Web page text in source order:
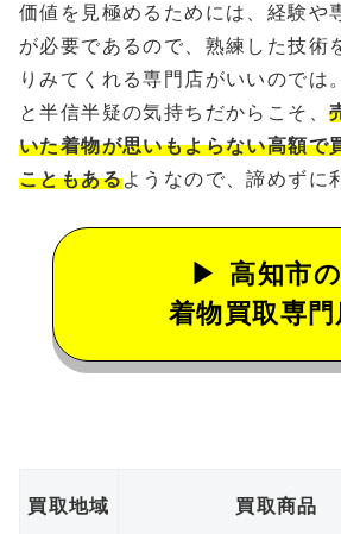
価値を見極めるためには、経験や
が必要であるので、熟練した技術
りみてくれる専門店がいいのでは
と半信半疑の気持ちだからこそ、
いた着物が思いもよらない高額で
こともあるようなので、諦めずに
高知市の
着物買取専門
買取地域 買取商品